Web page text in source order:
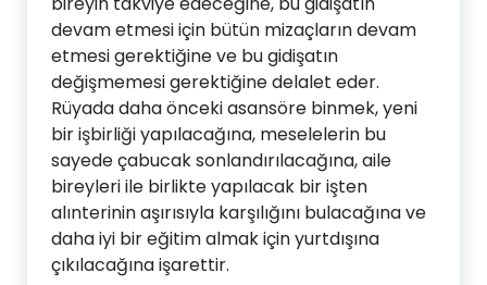
devam etmesi için bütün mizaçların devam
etmesi gerektiğine ve bu gidişatın
değişmemesi gerektiğine delalet eder.
Rüyada daha önceki asansöre binmek, yeni
bir işbirliği yapılacağına, meselelerin bu
sayede çabucak sonlandırılacağına, aile
bireyleri ile birlikte yapılacak bir işten
alınterinin aşırısıyla karşılığını bulacağına ve
daha iyi bir eğitim almak için yurtdışına
çıkılacağına işarettir.